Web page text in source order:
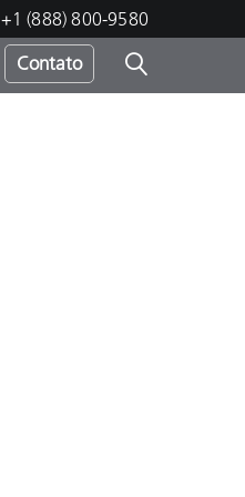
+1 (888) 800-9580
Contato